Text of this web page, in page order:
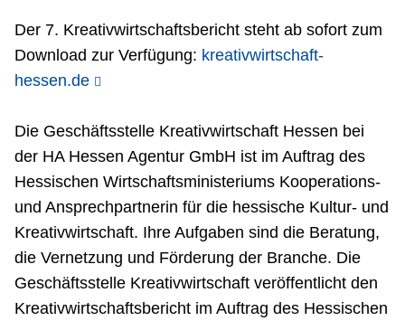
Der 7. Kreativwirtschaftsbericht steht ab sofort zum
Download zur Verfügung: kreativwirtschaft-
hessen.de
Die Geschäftsstelle Kreativwirtschaft Hessen bei
der HA Hessen Agentur GmbH ist im Auftrag des
Hessischen Wirtschaftsministeriums Kooperations-
und Ansprechpartnerin für die hessische Kultur- und
Kreativwirtschaft. Ihre Aufgaben sind die Beratung,
die Vernetzung und Förderung der Branche. Die
Geschäftsstelle Kreativwirtschaft veröffentlicht den
Kreativwirtschaftsbericht im Auftrag des Hessischen